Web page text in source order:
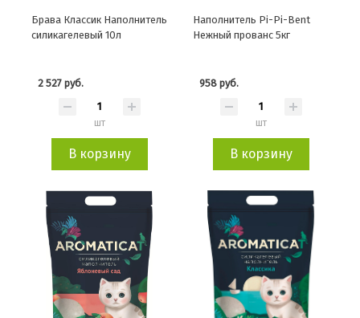
Брава Классик Наполнитель
силикагелевый 10л
2 527 руб.
шт
В корзину
Наполнитель Pi-Pi-Bent
Нежный прованс 5кг
958 руб.
шт
В корзину